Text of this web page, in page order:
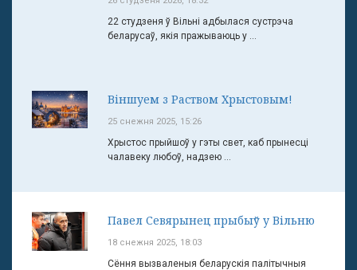
22 студзеня ў Вільні адбылася сустрэча
беларусаў, якія пражываюць у ...
Віншуем з Раством Хрыстовым!
25 снежня 2025, 15:26
Хрыстос прыйшоў у гэты свет, каб прынесці
чалавеку любоў, надзею ...
Павел Севярынец прыбыў у Вільню
18 снежня 2025, 18:03
Сёння вызваленыя беларускія палітычныя